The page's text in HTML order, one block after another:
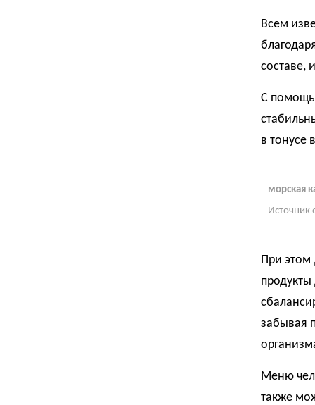
Всем
составе,
С
в тонусе
морская
Источник
При этом
забывая
Меню
также